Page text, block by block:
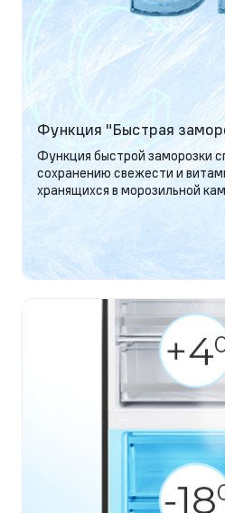
Функция "Быстрая
Функция быстрой заморозки
сохранению свежести и
хранящихся в морозильной